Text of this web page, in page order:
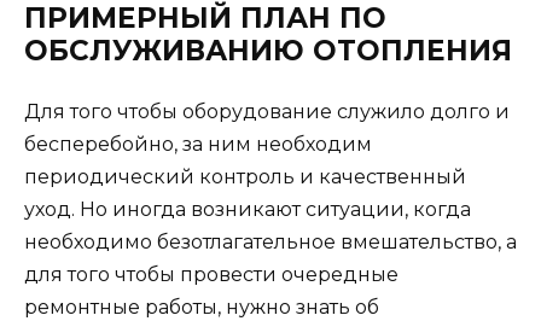
ПРИМЕРНЫЙ ПЛАН ПО
ОБСЛУЖИВАНИЮ ОТОПЛЕНИЯ
Для того чтобы оборудование служило долго и
бесперебойно, за ним необходим
периодический контроль и качественный
уход. Но иногда возникают ситуации, когда
необходимо безотлагательное вмешательство, а
для того чтобы провести очередные
ремонтные работы, нужно знать об